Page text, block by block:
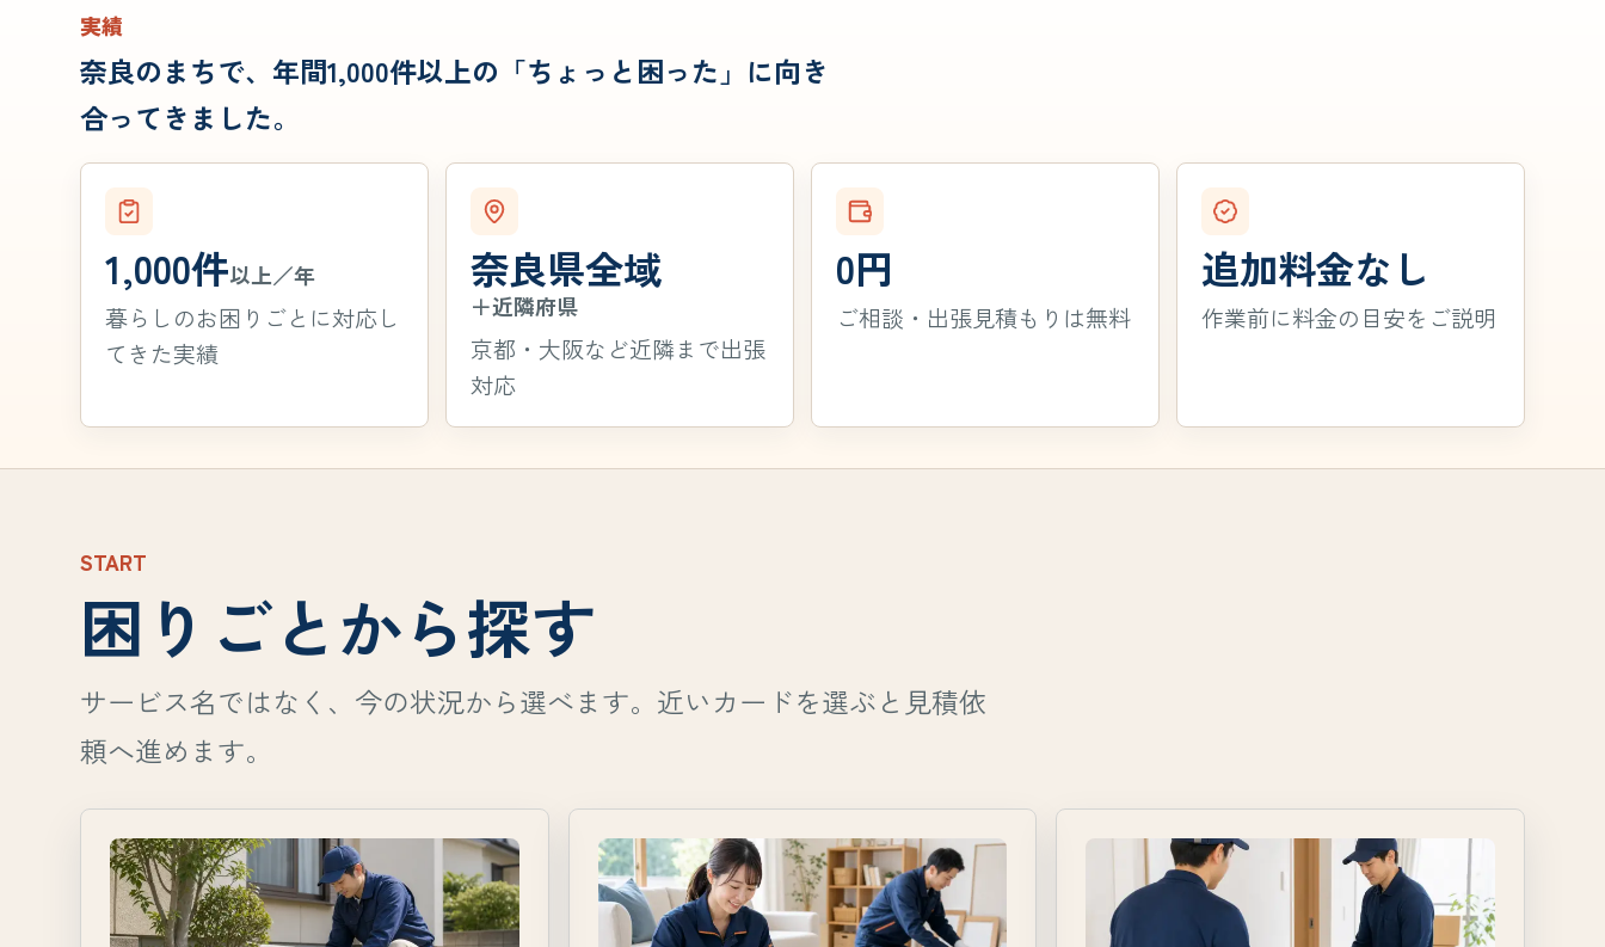
実績
奈良のまちで、年間1,000件以上の「ちょっと困った」に向き
合ってきました。
1,000件以上／年
暮らしのお困りごとに対応し
てきた実績
奈良県全域
＋近隣府県
京都・大阪など近隣まで出張
対応
0円
ご相談・出張見積もりは無料
追加料金なし
作業前に料金の目安をご説明
START
困りごとから探す
サービス名ではなく、今の状況から選べます。近いカードを選ぶと見積依
頼へ進めます。